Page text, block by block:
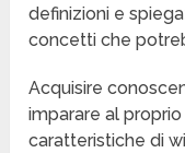
definizioni e
concetti che
Acquisire
imparare al
caratteristiche di